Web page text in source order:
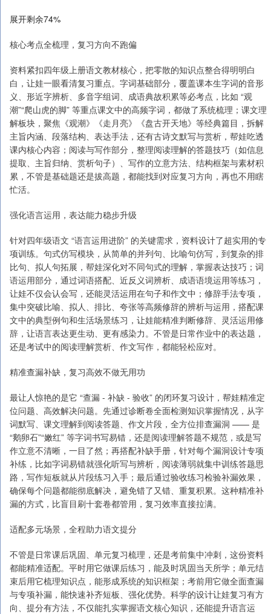
展开剩余74%
核心考点全梳理，复习方向不跑偏
资料紧扣四年级上册语文教材核心，把零散的知识点整合得明明白
白，让娃一眼看清复习重点。字词基础部分，覆盖课本生字词的音形
义、形近字辨析、多音字组词、成语典故积累等必考点，比如 “观
潮”“爬山虎的脚” 等重点课文中的高频字词，都做了系统梳理；课文理
解板块，聚焦《观潮》《走月亮》《盘古开天地》等经典篇目，拆解
主旨内涵、段落结构、表达手法，还有古诗文默写与赏析，帮娃吃透
课内核心内容；阅读与写作部分，整理阅读理解的答题技巧（如信息
提取、主旨归纳、赏析句子）、写作的立意方法、结构框架与素材积
累，不管是基础题还是拔高题，都能找到对应复习方向，再也不用瞎
忙活。
强化语言运用，表达能力稳步升级
针对四年级语文 “语言运用进阶” 的关键需求，资料设计了超实用的专
项训练。句式仿写模块，从简单的并列句、比喻句仿写，到复杂的排
比句、拟人句拓展，帮娃深化对不同句式的理解，掌握表达技巧；词
语运用部分，通过词语搭配、近反义词辨析、成语语境运用等练习，
让娃不仅会认会写，还能灵活运用在句子和作文中；修辞手法专项，
集中突破比喻、拟人、排比、夸张等高频修辞的辨析与运用，搭配课
文中的典型例句和生活场景练习，让娃能精准判断修辞、灵活运用修
辞，让语言表达更生动、更有感染力。不管是日常作业中的表达题，
还是考试中的阅读理解赏析、作文写作，都能轻松应对。
精准查漏补缺，复习高效不做无用功
最让人惊艳的是它 “查漏 - 补缺 - 验收” 的闭环复习设计，帮娃精准定
位问题、高效解决问题。先通过诊断卷全面检测知识掌握情况，从字
词默写、课文理解到阅读答题、作文片段，全方位排查漏洞 —— 是
“鹅卵石”“嫩红” 等字词书写易错，还是阅读理解答题不规范，或是写
作立意不清晰，一目了然；再搭配补缺手册，针对每个漏洞设计专项
补练，比如字词易错就强化听写与辨析，阅读薄弱就集中训练答题思
路，写作短板就从片段练习入手；最后通过验收练习检验补漏效果，
确保每个问题都能彻底解决，避免错了又错、重复积累。这种精准补
漏的方式，比盲目刷十套卷都管用，复习效率直接拉满。
适配多元场景，全程助力语文提分
不管是日常课后巩固、单元复习梳理，还是考前集中冲刺，这份资料
都能精准适配。平时用它做课后练习，能及时巩固当天所学；单元结
束后用它梳理知识点，能形成系统的知识框架；考前用它做全面查漏
与专项补漏，能快速补齐短板、强化优势。科学的设计让娃复习有方
向、提分有方法，不仅能扎实掌握语文核心知识，还能提升语言运